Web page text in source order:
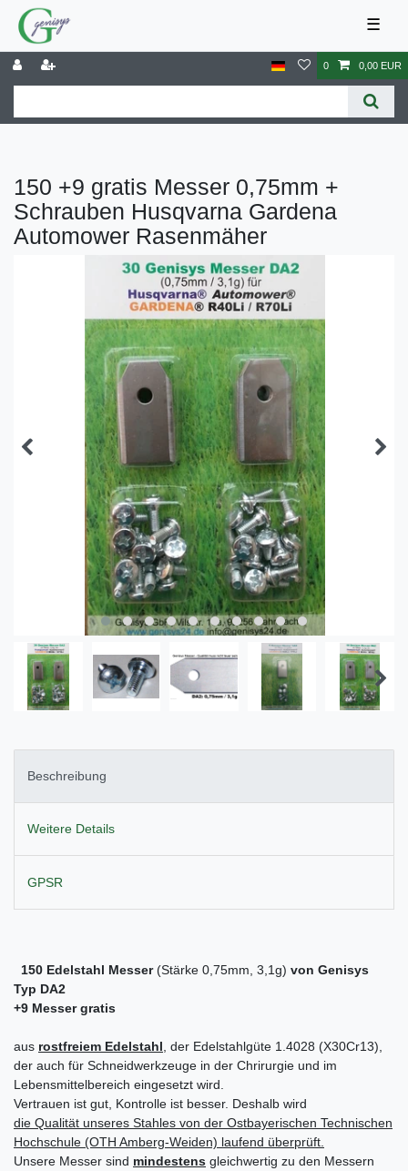
☰
0 0,00 EUR
150 +9 gratis Messer 0,75mm +
Schrauben Husqvarna Gardena
Automower Rasenmäher
Beschreibung
Weitere Details
GPSR
150 Edelstahl Messer(Stärke 0,75mm, 3,1g) von Genisys
Typ DA2
+9 Messer gratis
aus rostfreiem Edelstahl , der Edelstahlgüte 1.4028 (X30Cr13),
der auch für Schneidwerkzeuge in der Chrirurgie und im
Lebensmittelbereich eingesetzt wird.
Vertrauen ist gut, Kontrolle ist besser. Deshalb wird
die Qualität unseres Stahles von der Ostbayerischen Technischen
Hochschule (OTH Amberg-Weiden) laufend überprüft.
Unsere Messer sind mindestens gleichwertig zu den Messern